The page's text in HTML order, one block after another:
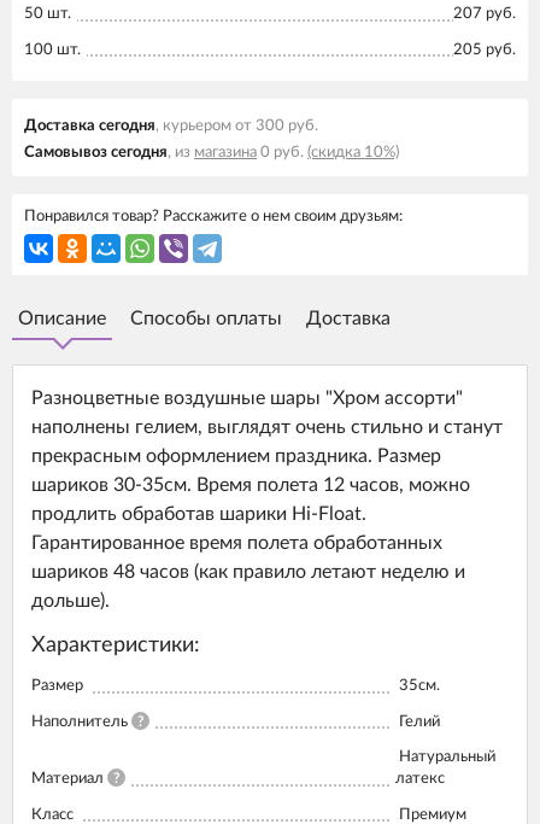
50 шт. 207 руб.
100 шт. 205 руб.
Доставка cегодня, курьером от 300 руб.
Самовывоз cегодня, из магазина 0 руб. (скидка 10%)
Понравился товар? Расскажите о нем своим друзьям:
Описание Способы оплаты Доставка
Разноцветные воздушные шары "Хром ассорти"
наполнены гелием, выглядят очень стильно и станут
прекрасным оформлением праздника. Размер
шариков 30-35см. Время полета 12 часов, можно
продлить обработав шарики Hi-Float.
Гарантированное время полета обработанных
шариков 48 часов (как правило летают неделю и
дольше).
Характеристики:
Размер 35см.
Наполнитель ? Гелий
Материал ?
Натуральный
латекс
Класс Премиум